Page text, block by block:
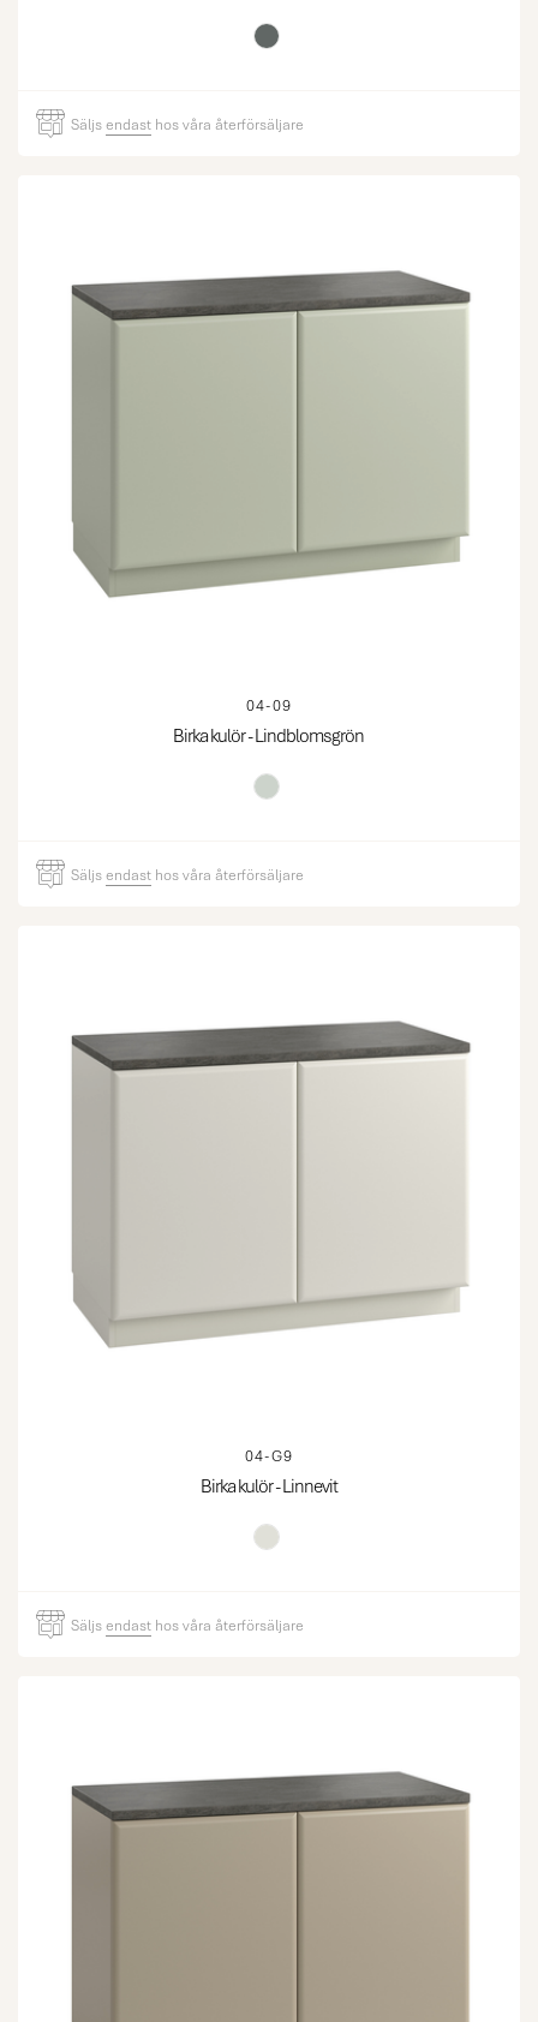
Säljsendast hos våra återförsäljare
04-09
Birka kulör - Lindblomsgrön
Säljsendast hos våra återförsäljare
04-G9
Birka kulör - Linnevit
Säljsendast hos våra återförsäljare